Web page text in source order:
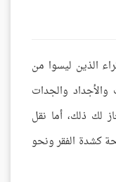
الذين ليسوا من
والجدات
لك ذلك، أما نقل
كشدة الفقر ونحو